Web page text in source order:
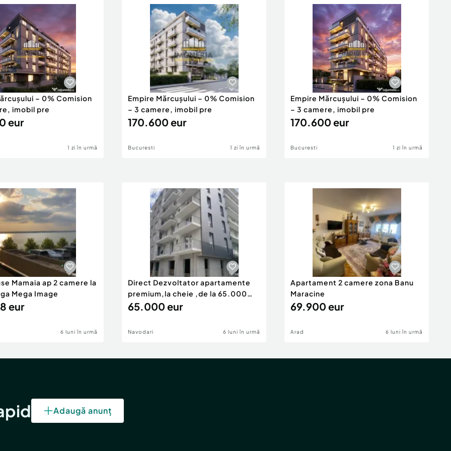
cu drag la o
– 0% Comision
imobil pre
eur
1 zi în urmă
Empire Mărcușului – 0% Comision
– 3 camere, imobil pre
170.600 eur
Bucuresti 1 zi în urmă
Empire Mărcușului – 0% Comision
– 3 camere, imobil pre
170.600 eur
Bucuresti 1 zi în urmă
Mamaia ap 2 camere la
Mega Image
eur
6 luni în urmă
Direct Dezvoltator apartamente
premium,la cheie ,de la 65.000
eur
65.000 eur
Navodari 6 luni în urmă
Apartament 2 camere zona Banu
Maracine
69.900 eur
Arad 6 luni în urmă
Adaugă anunț